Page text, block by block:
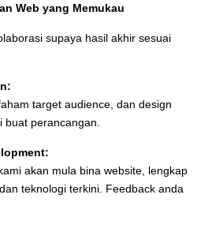
Web yang Memukau
supaya hasil akhir sesuai
target audience, dan design
perancangan.
akan mula bina website, lengkap
teknologi terkini. Feedback anda